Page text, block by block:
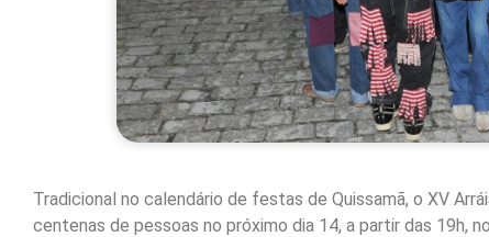
Tradicional no calendário de festas de Quissamã, o XV
centenas de pessoas no próximo dia 14, a partir das 19h,